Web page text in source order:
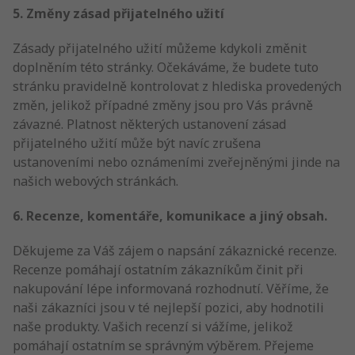
5. Změny zásad přijatelného užití
Zásady přijatelného užití můžeme kdykoli změnit
doplněním této stránky. Očekáváme, že budete tuto
stránku pravidelně kontrolovat z hlediska provedených
změn, jelikož případné změny jsou pro Vás právně
závazné. Platnost některých ustanovení zásad
přijatelného užití může být navíc zrušena
ustanoveními nebo oznámeními zveřejněnými jinde na
našich webových stránkách.
6. Recenze, komentáře, komunikace a jiný obsah.
Děkujeme za Váš zájem o napsání zákaznické recenze.
Recenze pomáhají ostatním zákazníkům činit při
nakupování lépe informovaná rozhodnutí. Věříme, že
naši zákazníci jsou v té nejlepší pozici, aby hodnotili
naše produkty. Vašich recenzí si vážíme, jelikož
pomáhají ostatním se správným výběrem. Přejeme